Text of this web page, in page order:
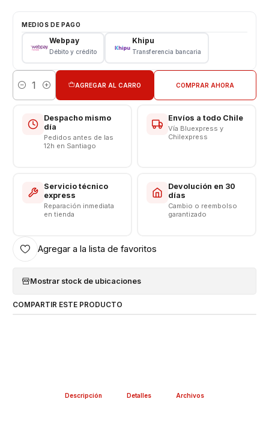
Valor INCLUYE Instalación
Somos VENTAS ELECTRONICAS
MEDIOS DE PAGO
Webpay
Débito y crédito
Khipu
Transferencia bancaria
Cantidad
AGREGAR AL CARRO COMPRAR AHORA
Despacho mismo
día
Pedidos antes de las
12h en Santiago
Envíos a todo Chile
Vía Bluexpress y
Chilexpress
Servicio técnico
express
Reparación inmediata
en tienda
Devolución en 30
días
Cambio o reembolso
garantizado
Agregar a la lista de favoritos
Mostrar stock de ubicaciones
COMPARTIR ESTE PRODUCTO
Descripción Detalles Archivos